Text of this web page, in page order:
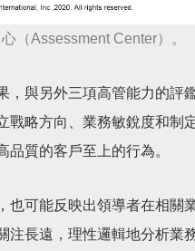
（Assessment Center）。
與另外三項高管能力的評
略方向、業務敏銳度和制
質的客戶至上的行為。
可能反映出領導者在相關
長遠，理性邏輯地分析業